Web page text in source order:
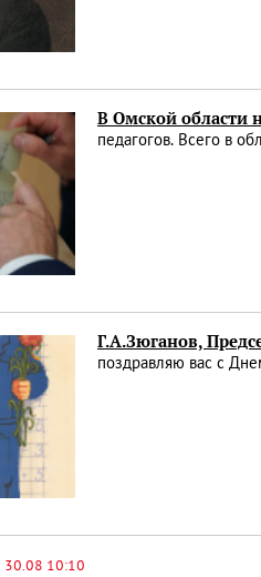
В Омской области
педагогов. Всего в
Г.А.Зюганов,
поздравляю вас с
30.08 10:10